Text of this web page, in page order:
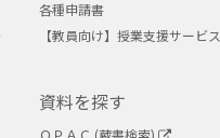
各種申請書
【教員向け】授業支援サービス
資料を探す